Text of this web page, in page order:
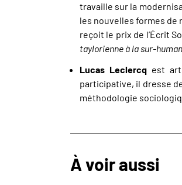
travaille sur la
les nouvelles formes de
reçoit le prix de l’Écrit
taylorienne à la sur-
Lucas Leclercq est
participative, il dresse
méthodologie
À voir aussi